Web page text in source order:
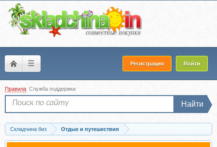
☰ Регистрация Войти
Правила Служба поддержки
Найти
Складчина биз
Отдых и путешествия
Скачать [Красный гид] Италия. Путеводитель (Игорь Тимофеев)